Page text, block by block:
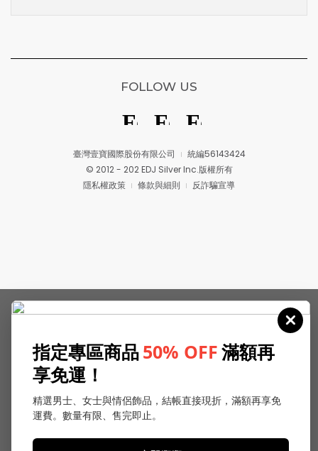
臺灣壹寶國際股份有限公司
統編56143424
© 2012 - 202 EDJ Silver Inc.版權所有
隱私權政策
條款與細則 反詐騙宣導
FOLLOW US
指定專區商品50% OFF滿額再
享免運！
精選男士、女士與情侶飾品，結帳直接現折，滿額再享免
運費。數量有限、售完即止。